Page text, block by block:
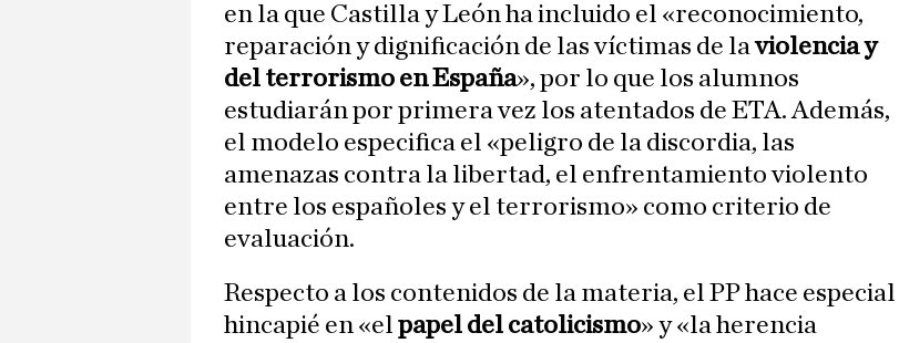
en la que Castilla y León ha incluido el «reconocimiento,
reparación y dignificación de las víctimas de laviolencia y
del terrorismo en España», por lo que los alumnos
estudiarán por primera vez los atentados de ETA. Además,
el modelo especifica el «peligro de la discordia, las
amenazas contra la libertad, el enfrentamiento violento
entre los españoles y el terrorismo» como criterio de
evaluación.
Respecto a los contenidos de la materia, el PP hace especial
hincapié en «el papel del catolicismo» y «la herencia